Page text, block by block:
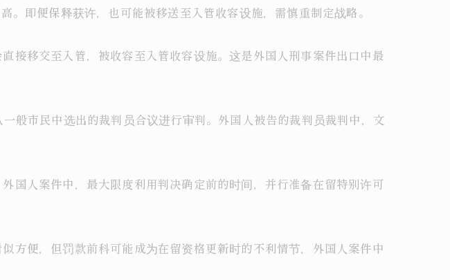
即便保释获许，也可能被移送至入管收容设施，需慎重制定战略。
接移交至入管，被收容至入管收容设施。这是外国人刑事案件出口中最
般市民中选出的裁判员合议进行审判。外国人被告的裁判员裁判中，文
国人案件中，最大限度利用判决确定前的时间，并行准备在留特别许可
方便，但罚款前科可能成为在留资格更新时的不利情节，外国人案件中